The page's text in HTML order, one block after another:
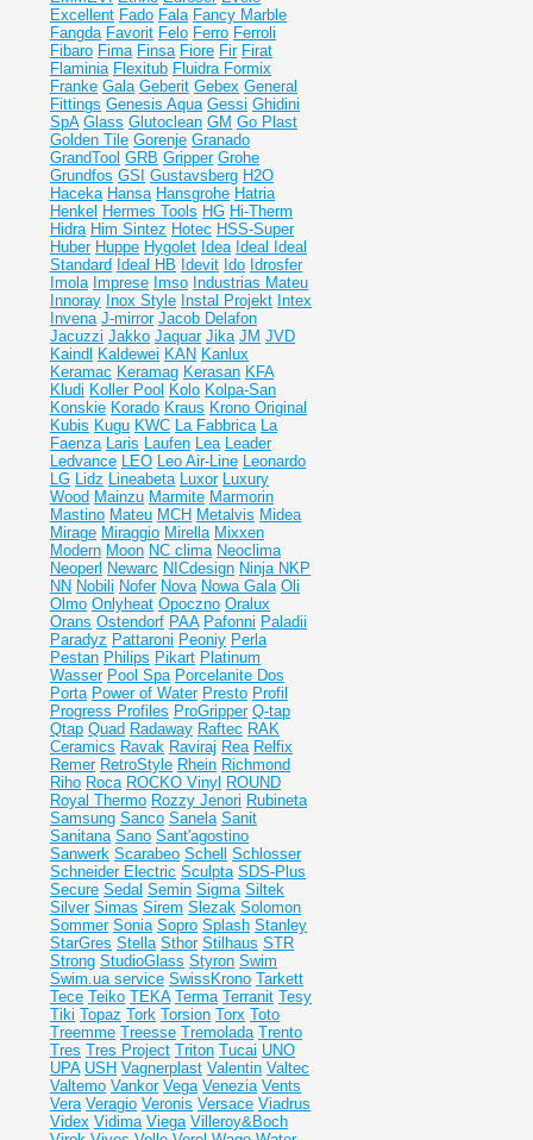
Excellent Fado Fala Fancy Marble
Fangda Favorit Felo Ferro Ferroli
Fibaro Fima Finsa Fiore Fir Firat
Flaminia Flexitub Fluidra Formix
Franke Gala Geberit Gebex General
Fittings Genesis Aqua Gessi Ghidini
SpA Glass Glutoclean GM Go Plast
Golden Tile Gorenje Granado
GrandTool GRB Gripper Grohe
Grundfos GSI Gustavsberg H2O
Haceka Hansa Hansgrohe Hatria
Henkel Hermes Tools HG Hi-Therm
Hidra Him Sintez Hotec HSS-Super
Huber Huppe Hygolet Idea Ideal
Ideal
Standard Ideal НВ Idevit Ido Idrosfer
Imola Imprese Imso Industrias Mateu
Innoray Inox Style Instal Projekt Intex
Invena J-mirror Jacob Delafon
Jacuzzi Jakko Jaquar Jika JM JVD
Kaindl
Kaldewei KAN Kanlux
Keramac Keramag Kerasan KFA
Kludi Koller Pool Kolo Kolpa-San
Konskie Korado Kraus Krono Original
Kubis Kugu KWC La Fabbrica La
Faenza Laris Laufen Lea Leader
Ledvance LEO Leo Air-Line Leonardo
LG Lidz Lineabeta Luxor Luxury
Wood Mainzu Marmite Marmorin
Mastino Mateu MCH Metalvis Midea
Mirage Miraggio Mirella Mixxen
Modern Moon NC clima Neoclima
Neoperl Newarc NICdesign Ninja NKP
NN Nobili Nofer Nova Nowa Gala Oli
Olmo Onlyheat Opoczno Oralux
Orans Ostendorf PAA Pafonni Paladii
Paradyz Pattaroni Peoniy Perla
Pestan Philips Pikart Platinum
Wasser Pool Spa Porcelanite Dos
Porta Power of Water Presto Profil
Progress Profiles ProGripper Q-tap
Qtap Quad Radaway Raftec RAK
Ceramics Ravak Raviraj Rea Relfix
Remer RetroStyle Rhein Richmond
Riho Roca ROCKO Vinyl ROUND
Royal Thermo Rozzy Jenori Rubineta
Samsung Sanco Sanela Sanit
Sanitana Sano Sant'agostino
Sanwerk Scarabeo Schell
Schlosser
Schneider Electric Sculpta SDS-Plus
Secure Sedal Semin Sigma Siltek
Silver Simas Sirem Slezak Solomon
Sommer Sonia Sopro Splash Stanley
StarGres Stella Sthor Stilhaus STR
Strong StudioGlass Styron Swim
Swim.ua service SwissKrono Tarkett
Tece Teiko TEKA Terma Terranit Tesy
Tiki Topaz Tork Torsion Torx Toto
Treemme Treesse Tremolada Trento
Tres Tres Project Triton Tucai UNO
UPA USH Vagnerplast Valentin Valtec
Valtemo Vankor Vega Venezia Vents
Vera Veragio Veronis Versace Viadrus
Videx Vidima Viega Villeroy&Boch